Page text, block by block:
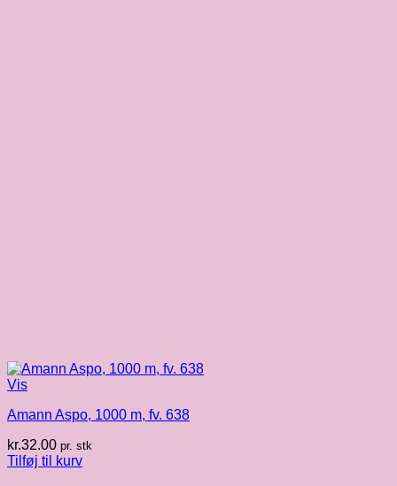
Vis
Amann Aspo, 1000 m, fv. 638
kr.32.00 pr. stk
Tilføj til kurv